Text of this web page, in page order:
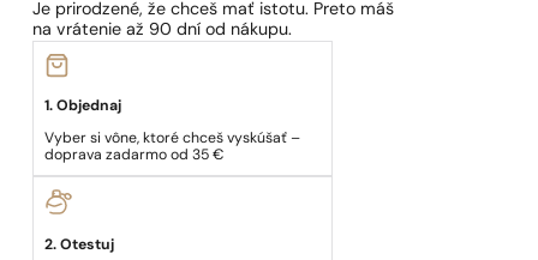
Je prirodzené, že chceš mať istotu. Preto máš
na vrátenie až 90 dní od nákupu.
1. Objednaj
Vyber si vône, ktoré chceš vyskúšať –
doprava zadarmo od 35 €
2. Otestuj